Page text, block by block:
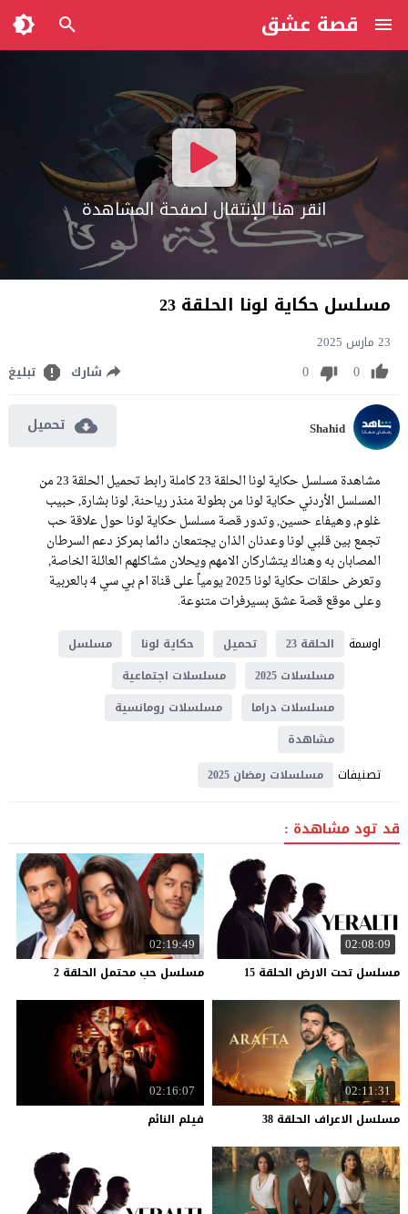
قصة عشق
انقر هنا للإنتقال لصفحة المشاهدة
مسلسل حكاية لونا الحلقة 23
23 مارس 2025
0
0 شارك تبليغ
Shahid تحميل
مشاهدة مسلسل حكاية لونا الحلقة 23 كاملة رابط تحميل الحلقة 23 من
المسلسل الأردني حكاية لونا من بطولة منذر رياحنة, لونا بشارة, حبيب
غلوم, وهيفاء حسين, وتدور قصة مسلسل حكاية لونا حول علاقة حب
تجمع بين قلبي لونا وعدنان الذان يجتمعان دائما بمركز دعم السرطان
المصابان به وهناك يتشاركان الامهم ويحلان مشاكلهم العائلة الخاصة,
وتعرض حلقات حكاية لونا 2025 يومياً على قناة ام بي سي 4 بالعربية
وعلى موقع قصة عشق بسيرفرات متنوعة.
اوسمة
الحلقة 23 تحميل حكاية لونا
مسلسل
مسلسلات 2025
مسلسلات اجتماعية
مسلسلات دراما
مسلسلات رومانسية
مشاهدة
تصنيفات مسلسلات رمضان 2025
قد تود مشاهدة :
02:08:09
مسلسل تحت الارض الحلقة 15
02:19:49
مسلسل حب محتمل الحلقة 2
02:11:31
مسلسل الاعراف الحلقة 38
02:16:07
فيلم النائم